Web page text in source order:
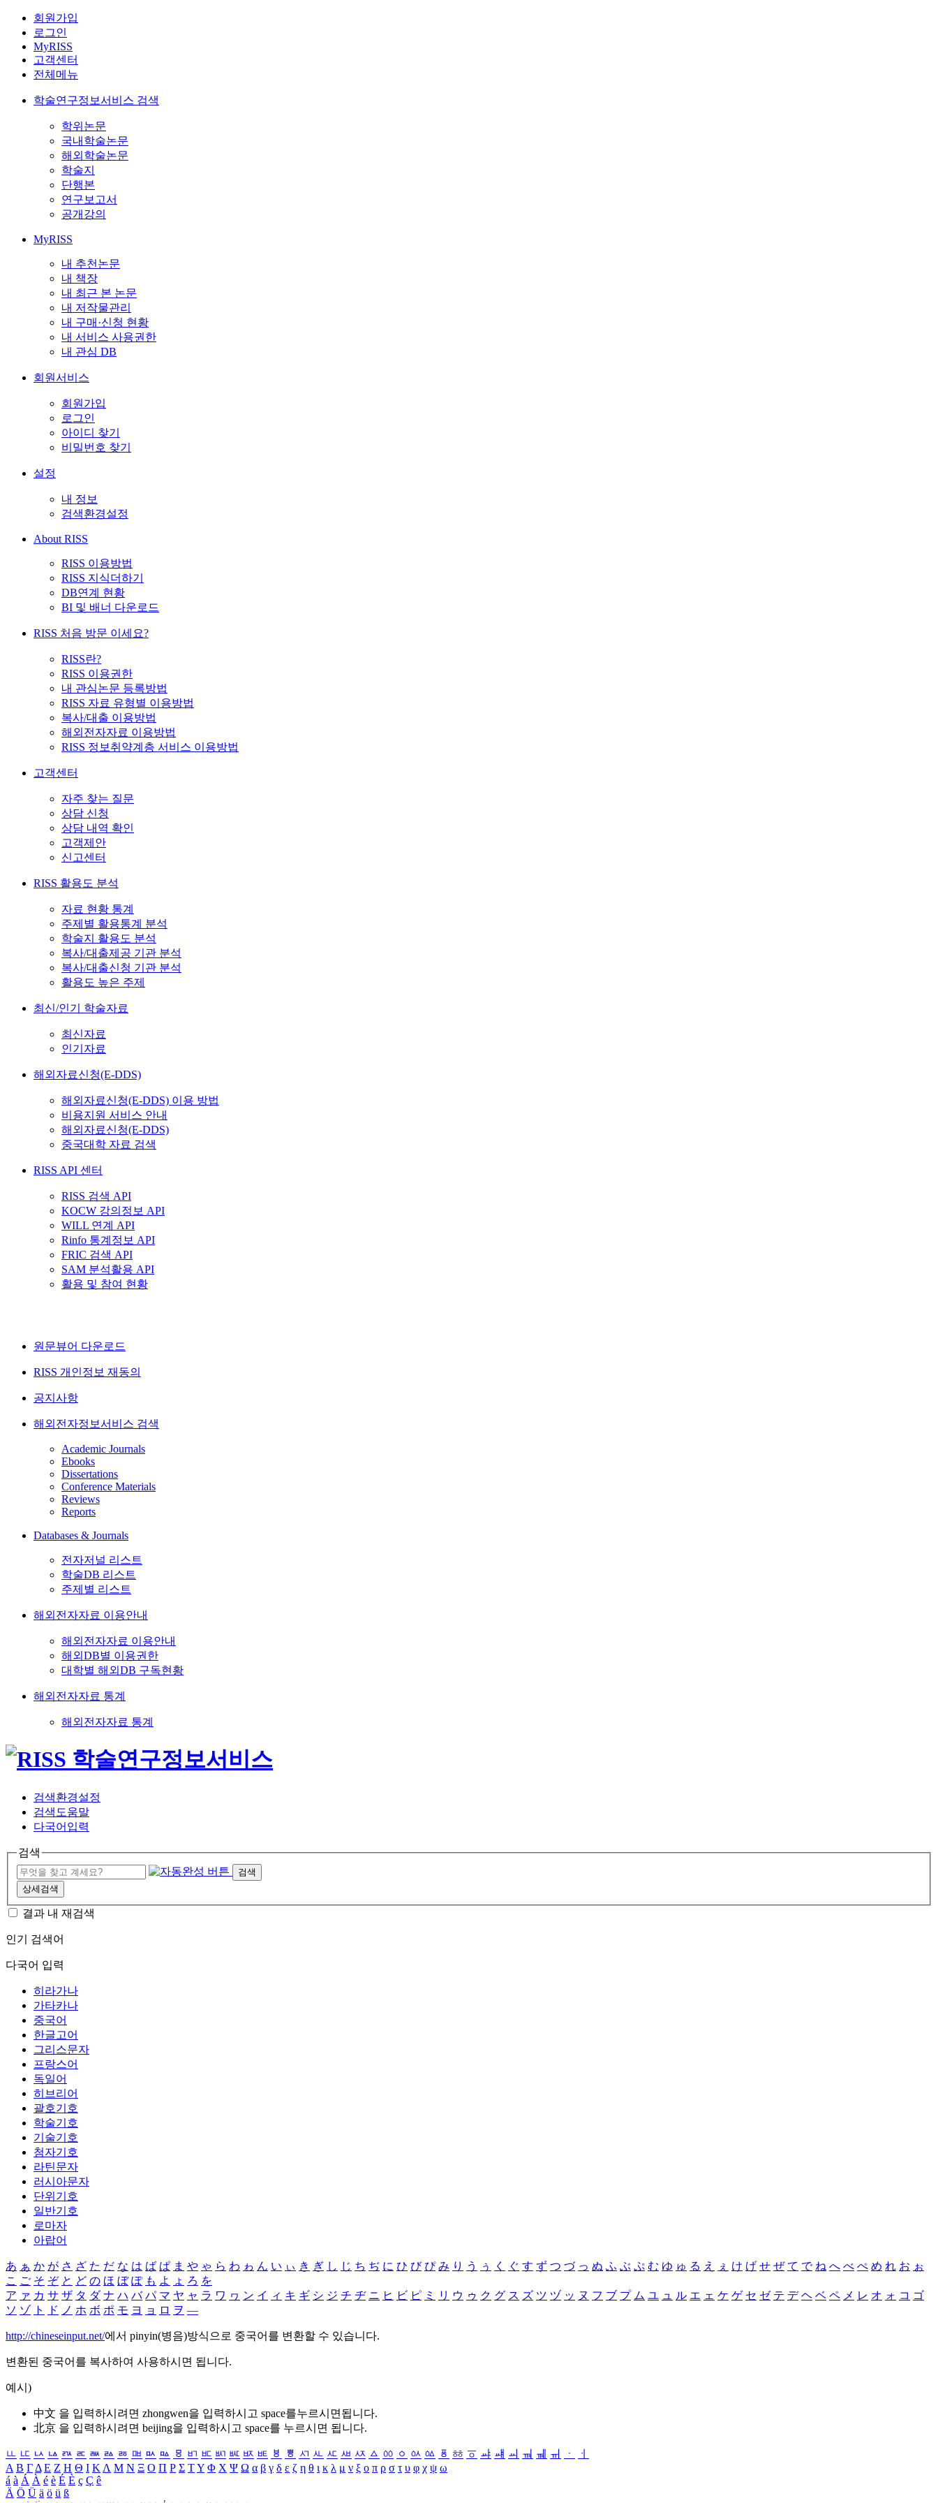
회원가입
로그인
MyRISS
고객센터
전체메뉴
학술연구정보서비스 검색
학위논문
국내학술논문
해외학술논문
학술지
단행본
연구보고서
공개강의
MyRISS
내 추천논문
내 책장
내 최근 본 논문
내 저작물관리
내 구매·신청 현황
내 서비스 사용권한
내 관심 DB
회원서비스
회원가입
로그인
아이디 찾기
비밀번호 찾기
설정
내 정보
검색환경설정
About RISS
RISS 이용방법
RISS 지식더하기
DB연계 현황
BI 및 배너 다운로드
RISS 처음 방문 이세요?
RISS란?
RISS 이용권한
내 관심논문 등록방법
RISS 자료 유형별 이용방법
복사/대출 이용방법
해외전자자료 이용방법
RISS 정보취약계층 서비스 이용방법
고객센터
자주 찾는 질문
상담 신청
상담 내역 확인
고객제안
신고센터
RISS 활용도 분석
자료 현황 통계
주제별 활용통계 분석
학술지 활용도 분석
복사/대출제공 기관 분석
복사/대출신청 기관 분석
활용도 높은 주제
최신/인기 학술자료
최신자료
인기자료
해외자료신청(E-DDS)
해외자료신청(E-DDS) 이용 방법
비용지원 서비스 안내
해외자료신청(E-DDS)
중국대학 자료 검색
RISS API 센터
RISS 검색 API
KOCW 강의정보 API
WILL 연계 API
Rinfo 통계정보 API
FRIC 검색 API
SAM 분석활용 API
활용 및 참여 현황
원문뷰어 다운로드
RISS 개인정보 재동의
공지사항
해외전자정보서비스 검색
Academic Journals
Ebooks
Dissertations
Conference Materials
Reviews
Reports
Databases & Journals
전자저널 리스트
학술DB 리스트
주제별 리스트
해외전자자료 이용안내
해외전자자료 이용안내
해외DB별 이용권한
대학별 해외DB 구독현황
해외전자자료 통계
해외전자자료 통계
검색환경설정
검색도움말
다국어입력
검색
검색
상세검색
결과 내 재검색
인기 검색어
다국어 입력
히라가나
가타카나
중국어
한글고어
그리스문자
프랑스어
독일어
히브리어
괄호기호
학술기호
기술기호
첨자기호
라틴문자
러시아문자
단위기호
일반기호
로마자
아랍어
あ ぁ か が さ ざ た だ な は ば ぱ ま や ゃ ら わ ゎ ん い ぃ き ぎ し じ ち ぢ に ひ び ぴ み り う ぅ く ぐ す ず つ づ っ ぬ ふ ぶ ぷ む ゆ ゅ る え ぇ け げ せ ぜ て で ね へ べ ぺ め れ お ぉ
こ ご そ ぞ と ど の ほ ぼ ぽ も よ ょ ろ を
ア ァ カ サ ザ タ ダ ナ ハ バ パ マ ヤ ャ ラ ワ ヮ ン イ ィ キ ギ シ ジ チ ヂ ニ ヒ ビ ピ ミ リ ウ ゥ ク グ ス ズ ツ ヅ ッ ヌ フ ブ プ ム ユ ュ ル エ ェ ケ ゲ セ ゼ テ デ ヘ ベ ペ メ レ オ ォ コ ゴ
ソ ゾ ト ド ノ ホ ボ ポ モ ヨ ョ ロ ヲ ―
http://chineseinput.net/에서 pinyin(병음)방식으로 중국어를 변환할 수 있습니다.
변환된 중국어를 복사하여 사용하시면 됩니다.
예시)
中文 을 입력하시려면 zhongwen을 입력하시고 space를누르시면됩니다.
北京 을 입력하시려면 beijing을 입력하시고 space를 누르시면 됩니다.
ㅥ ㅦ ㅧ ㅨ ㅩ ㅪ ㅫ ㅬ ㅭ ㅮ ㅯ ㅰ ㅱ ㅲ ㅳ ㅴ ㅵ ㅶ ㅷ ㅸ ㅹ ㅺ ㅻ ㅼ ㅽ ㅾ ㅿ ㆀ ㆁ ㆂ ㆃ ㆄ ㆅ ㆆ ㆇ ㆈ ㆉ ㆊ ㆋ ㆌ ㆍ
ㆎ
Α Β ΓΔ Ε Ζ Η Θ Ι ΚΛ Μ Ν Ξ Ο Π Ρ Σ ΤΥ Φ Χ Ψ Ω α β γ δ ε ζ η θ ι κ λ μ ν ξ ο π ρ σ τ υ φ χ ψ ω
á à Á À é è É È ç Ç ê
Ä Ö Ü ä ö ü ß